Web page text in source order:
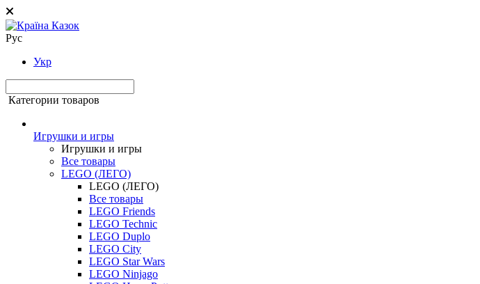
Рус
Укр
Категории товаров
Игрушки и игры
Игрушки и игры
Все товары
LEGO (ЛЕГО)
LEGO (ЛЕГО)
Все товары
LEGO Friends
LEGO Technic
LEGO Duplo
LEGO City
LEGO Star Wars
LEGO Ninjago